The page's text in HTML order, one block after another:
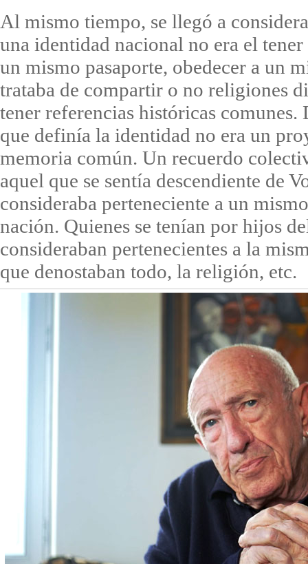
Al mismo tiempo, se llegó a
una identidad nacional no era el
un mismo pasaporte, obedecer a un
trataba de compartir o no religiones
tener referencias históricas
que definía la identidad no era un
memoria común. Un recuerdo
aquel que se sentía descendiente de
consideraba perteneciente a un
nación. Quienes se tenían por hijos
consideraban pertenecientes a la
que denostaban todo, la religión, etc.